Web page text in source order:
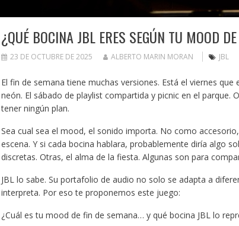
¿QUÉ BOCINA JBL ERES SEGÚN TU MOOD
23 DE OCTUBRE DE 2025 ALBERTO MARIN MORAN JBL
El fin de semana tiene muchas versiones. Está el viernes
neón. El sábado de playlist compartida y picnic en el parque.
tener ningún plan.
Sea cual sea el mood, el sonido importa. No como
escena. Y si cada bocina hablara, probablemente diría algo
discretas. Otras, el alma de la fiesta. Algunas son para
JBL lo sabe. Su portafolio de audio no solo se adapta a
interpreta. Por eso te proponemos este juego:
¿Cuál es tu mood de fin de semana… y qué bocina JBL lo